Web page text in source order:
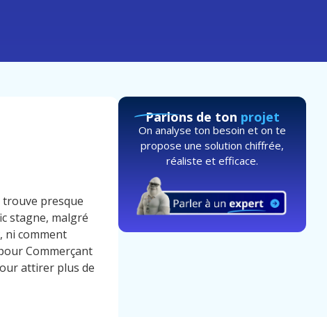
trouve presque
stagne, malgré
ni comment
Commerçant
attirer plus de
Parlons de ton projet
On analyse ton besoin et on te
propose une solution chiffrée,
réaliste et efficace.